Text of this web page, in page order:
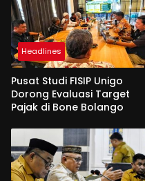
Headlines
Pusat Studi FISIP Unigo
Dorong Evaluasi Target
Pajak di Bone Bolango